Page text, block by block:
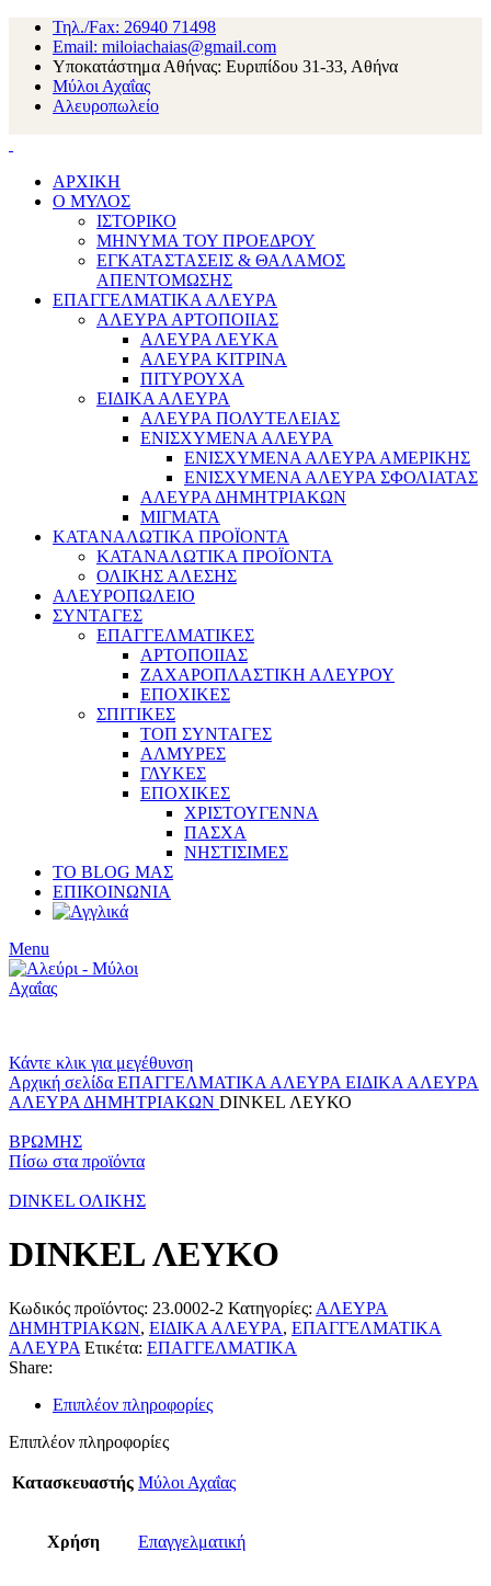
Τηλ./Fax: 26940 71498
Email: miloiachaias@gmail.com
Υποκατάστημα Αθήνας: Ευριπίδου 31-33, Αθήνα
Μύλοι Αχαΐας
Αλευροπωλείο
ΑΡΧΙΚΗ
Ο ΜΥΛΟΣ
ΙΣΤΟΡΙΚΟ
ΜΗΝΥΜΑ ΤΟΥ ΠΡΟΕΔΡΟΥ
ΕΓΚΑΤΑΣΤΑΣΕΙΣ & ΘΑΛΑΜΟΣ
ΑΠΕΝΤΟΜΩΣΗΣ
ΕΠΑΓΓΕΛΜΑΤΙΚΑ ΑΛΕΥΡΑ
ΑΛΕΥΡΑ ΑΡΤΟΠΟΙΙΑΣ
ΑΛΕΥΡΑ ΛΕΥΚΑ
ΑΛΕΥΡΑ ΚΙΤΡΙΝΑ
ΠΙΤΥΡΟΥΧΑ
ΕΙΔΙΚΑ ΑΛΕΥΡΑ
ΑΛΕΥΡΑ ΠΟΛΥΤΕΛΕΙΑΣ
ΕΝΙΣΧΥΜΕΝΑ ΑΛΕΥΡΑ
ΕΝΙΣΧΥΜΕΝΑ ΑΛΕΥΡΑ ΑΜΕΡΙΚΗΣ
ΕΝΙΣΧΥΜΕΝΑ ΑΛΕΥΡΑ ΣΦΟΛΙΑΤΑΣ
ΑΛΕΥΡΑ ΔΗΜΗΤΡΙΑΚΩΝ
ΜΙΓΜΑΤΑ
ΚΑΤΑΝΑΛΩΤΙΚΑ ΠΡΟΪΟΝΤΑ
ΚΑΤΑΝΑΛΩΤΙΚΑ ΠΡΟΪΟΝΤΑ
ΟΛΙΚΗΣ ΑΛΕΣΗΣ
ΑΛΕΥΡΟΠΩΛΕΙΟ
ΣΥΝΤΑΓΕΣ
ΕΠΑΓΓΕΛΜΑΤΙΚΕΣ
ΑΡΤΟΠΟΙΙΑΣ
ΖΑΧΑΡΟΠΛΑΣΤΙΚΗ ΑΛΕΥΡΟΥ
ΕΠΟΧΙΚΕΣ
ΣΠΙΤΙΚΕΣ
ΤΟΠ ΣΥΝΤΑΓΕΣ
ΑΛΜΥΡΕΣ
ΓΛΥΚΕΣ
ΕΠΟΧΙΚΕΣ
ΧΡΙΣΤΟΥΓΕΝΝΑ
ΠΑΣΧΑ
ΝΗΣΤΙΣΙΜΕΣ
ΤΟ BLOG ΜΑΣ
ΕΠΙΚΟΙΝΩΝΙΑ
Menu
Κάντε κλικ για μεγέθυνση
Αρχική σελίδα ΕΠΑΓΓΕΛΜΑΤΙΚΑ ΑΛΕΥΡΑ ΕΙΔΙΚΑ ΑΛΕΥΡΑ
ΑΛΕΥΡΑ ΔΗΜΗΤΡΙΑΚΩΝ DINKEL ΛΕΥΚΟ
ΒΡΩΜΗΣ
Πίσω στα προϊόντα
DINKEL ΟΛΙΚΗΣ
DINKEL ΛΕΥΚΟ
Κωδικός προϊόντος: 23.0002-2 Κατηγορίες: ΑΛΕΥΡΑ
ΔΗΜΗΤΡΙΑΚΩΝ, ΕΙΔΙΚΑ ΑΛΕΥΡΑ, ΕΠΑΓΓΕΛΜΑΤΙΚΑ
ΑΛΕΥΡΑ Ετικέτα: ΕΠΑΓΓΕΛΜΑΤΙΚΑ
Share:
Επιπλέον πληροφορίες
Επιπλέον πληροφορίες
Κατασκευαστής Μύλοι Αχαΐας
Χρήση Επαγγελματική